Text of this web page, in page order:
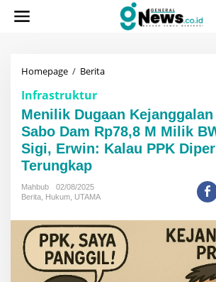
Homepage / BeritaMenilik
Proyek
Sabo
Dam
Rp78,8
Sigi,
Erwin:
Kalau
PPK
Diperiksa
Infrastruktur
Menilik Dugaan
Sabo Dam Rp78,8 M Milik
Sigi, Erwin: Kalau PPK
Terungkap
Mahbub
02/08/2025
Berita Hukum UTAMA